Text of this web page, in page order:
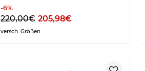
-6%
220,00€ 205,98€
versch. Größen